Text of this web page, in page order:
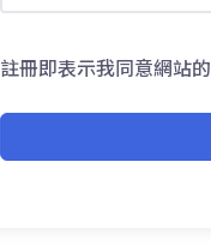
註冊即表示我同意網站的